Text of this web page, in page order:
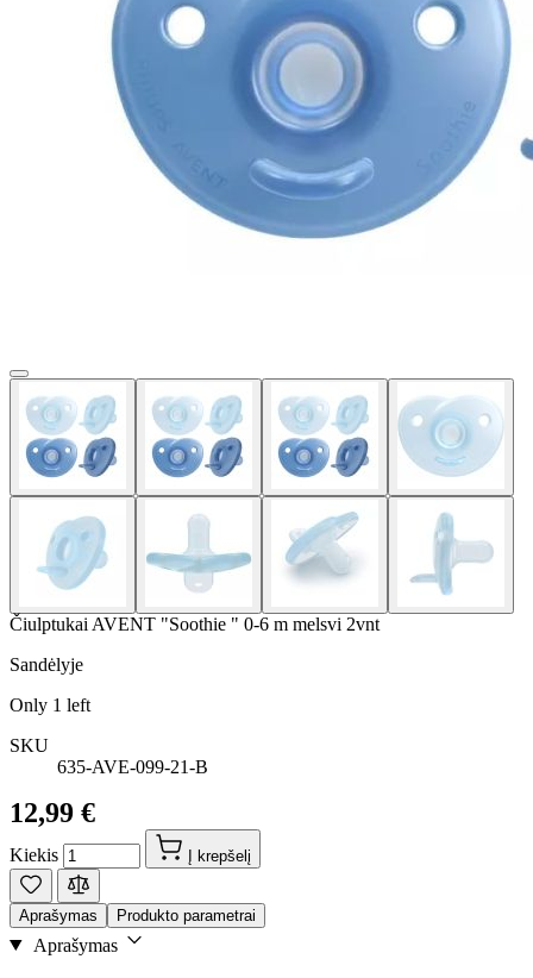
Čiulptukai AVENT "Soothie " 0-6 m melsvi 2vnt
Sandėlyje
Only 1 left
SKU
635-AVE-099-21-B
12,99 €
Kiekis Į krepšelį
Aprašymas Produkto parametrai
Aprašymas